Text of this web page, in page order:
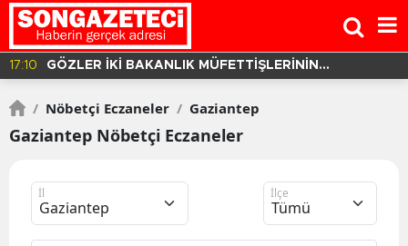
16:37
BALIKESİR'DE YOLCU OTOBÜSÜ DEVRİLDİ! 3 ÖLÜ 30
/ Nöbetçi Eczaneler / Gaziantep
Gaziantep Nöbetçi Eczaneler
İl İlçe